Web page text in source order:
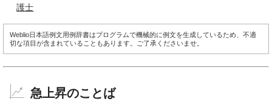
護士
Weblio日本語例文用例辞書はプログラムで機械的に例文を生成しているため、不適
切な項目が含まれていることもあります。ご了承くださいませ。
急上昇のことば